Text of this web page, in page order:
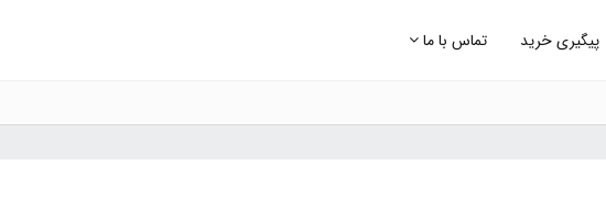
پیگیری خرید تماس با ما